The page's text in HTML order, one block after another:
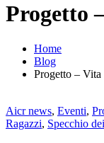
Progetto
Home
Blog
Progetto – Vita
Aicr news, Eventi,
Ragazzi, Specchio